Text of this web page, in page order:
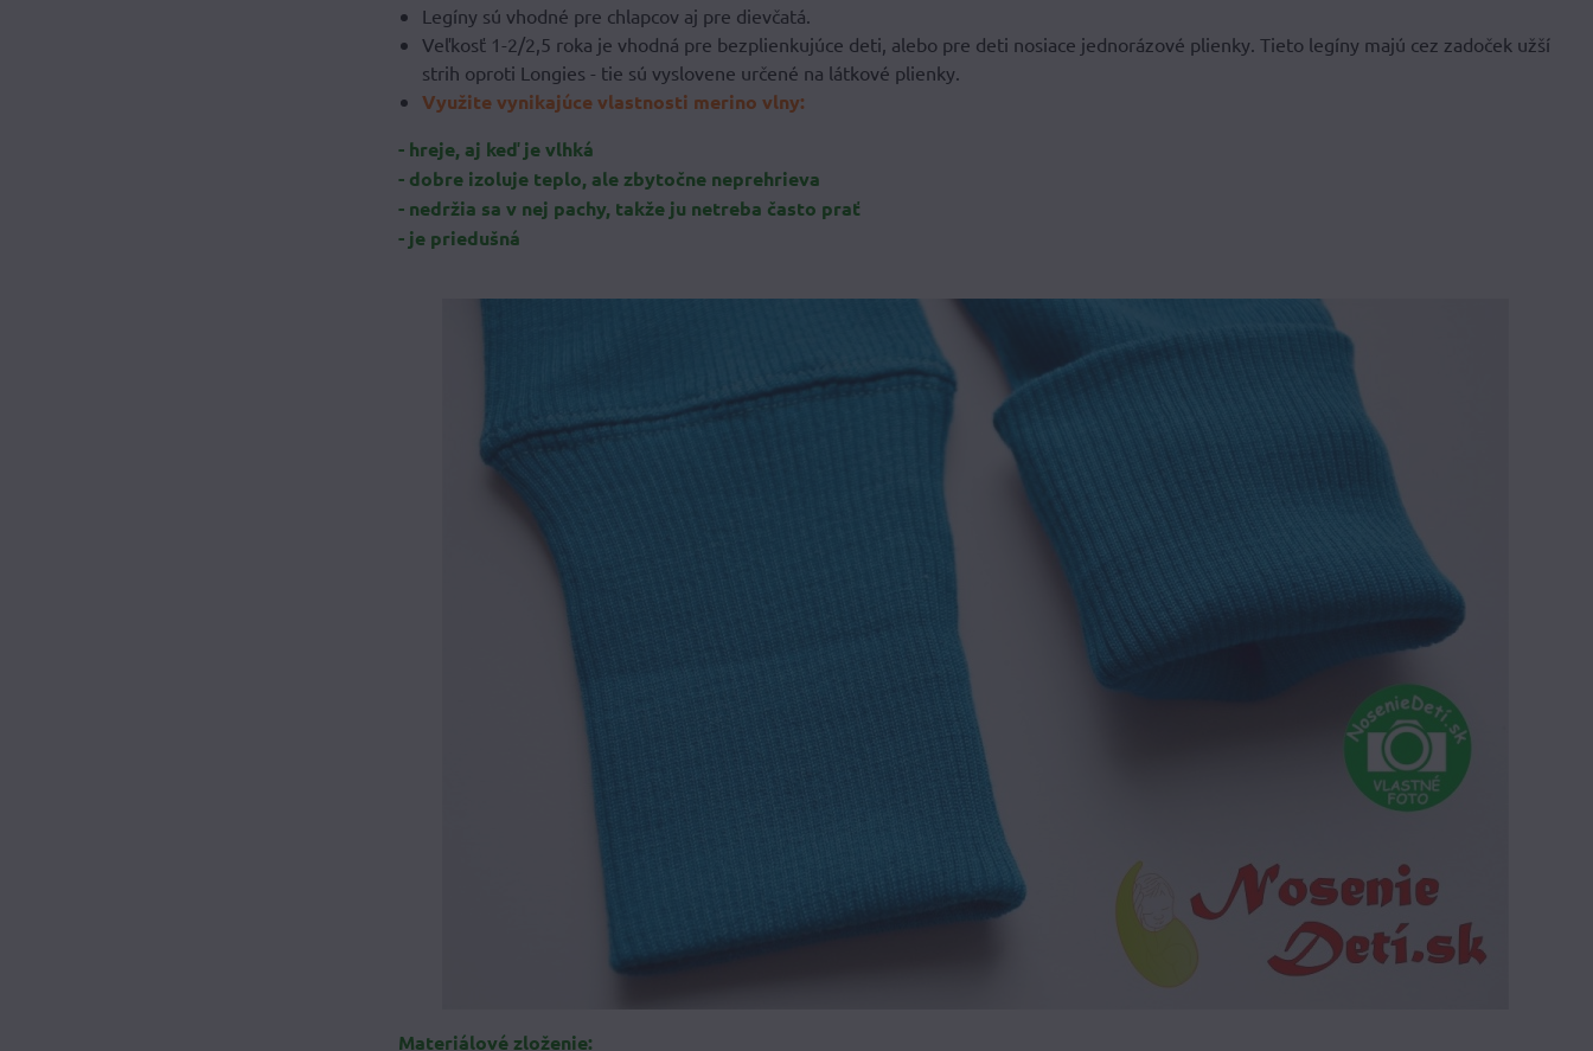
Legíny sú vhodné pre chlapcov aj pre dievčatá.
Veľkosť 1-2/2,5 roka je vhodná pre bezplienkujúce deti, alebo pre deti nosiace jednorázové plienky. Tieto legíny majú cez zadoček užší
strih oproti Longies - tie sú vyslovene určené na látkové plienky.
Využite vynikajúce vlastnosti merino vlny:
- hreje, aj keď je vlhká
- dobre izoluje teplo, ale zbytočne neprehrieva
- nedržia sa v nej pachy, takže ju netreba často prať
- je priedušná
Materiálové zloženie: